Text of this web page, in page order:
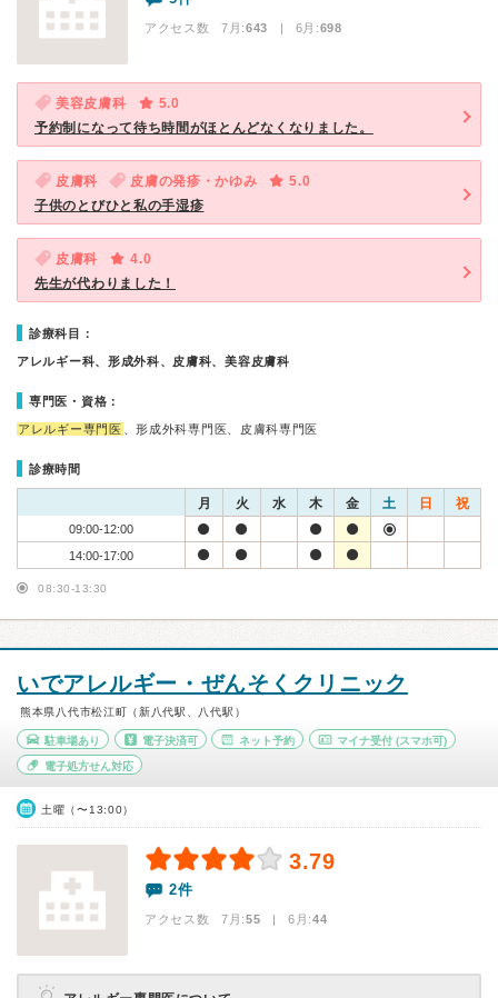
アクセス数 7月:643 | 6月:698
美容皮膚科
5.0
予約制になって待ち時間がほとんどなくなりました。
皮膚科 皮膚の発疹・かゆみ
5.0
子供のとびひと私の手湿疹
皮膚科
4.0
先生が代わりました！
診療科目：
アレルギー科、形成外科、皮膚科、美容皮膚科
専門医・資格：
アレルギー専門医 、形成外科専門医、皮膚科専門医
診療時間
月 火 水 木 金 土 日 祝
09:00-12:00
14:00-17:00
08:30-13:30
いでアレルギー・ぜんそくクリニック
熊本県八代市松江町（新八代駅、八代駅）
駐車場あり 電子決済可 ネット予約 マイナ受付 (スマホ可)
電子処方せん対応
土曜（〜13:00）
3.79
2件
アクセス数 7月:55 | 6月:44